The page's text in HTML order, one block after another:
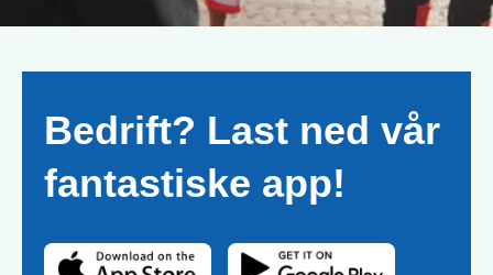
Bedrift? Last ned vår
fantastiske app!